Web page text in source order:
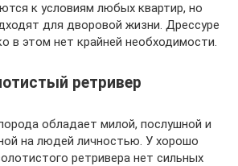
к условиям любых квартир, но
для дворовой жизни. Дрессуре
в этом нет крайней необходимости.
ретривер
обладает милой, послушной и
на людей личностью. У хорошо
ретривера нет сильных